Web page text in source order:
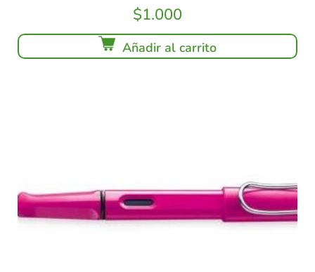
$1.000
Añadir al carrito